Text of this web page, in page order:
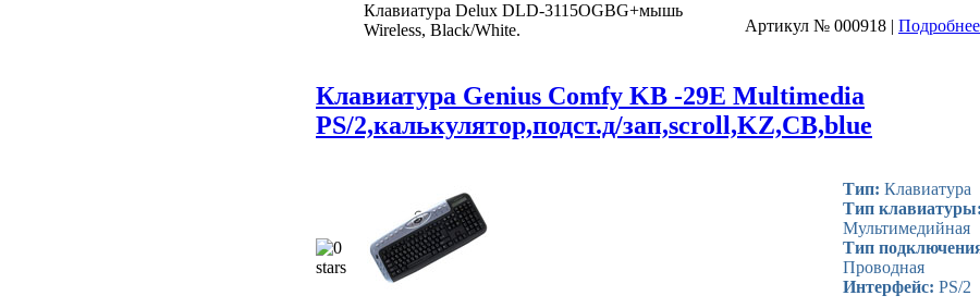
Клавиатура Delux DLD-3115OGBG+мышь
Wireless, Black/White.
Артикул № 000918 |
Клавиатура Genius Comfy KB -29E Multimedia
PS/2,калькулятор,подст.д/зап,scroll,KZ,CB,blue
Тип: Клавиатура
Тип клавиатуры:
Мультимедийная
Тип
Проводная
Интерфейс: PS/2